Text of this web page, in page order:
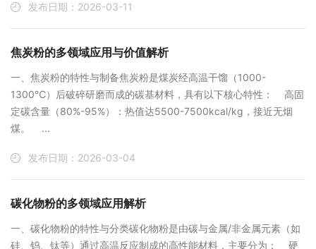
发布日期：2026-03-11
焦炭粉的多领域应用与价值解析
‌一、焦炭粉的特性与制备‌焦炭粉是煤炭经高温干馏（1000-
1300℃）后破碎研磨而成的碳基材料，具有以下核心特性： ‌高固
定碳含量‌（80%-95%）：热值达5500-7500kcal/kg，接近无烟
煤。 ...
发布日期：2026-03-04
碳化物粉的多领域应用解析
‌一、碳化物粉的特性与分类‌碳化物粉是由碳与金属/非金属元素（如
硅、钨、钛等）通过高温反应制成的高性能材料，主要分为： ‌硬